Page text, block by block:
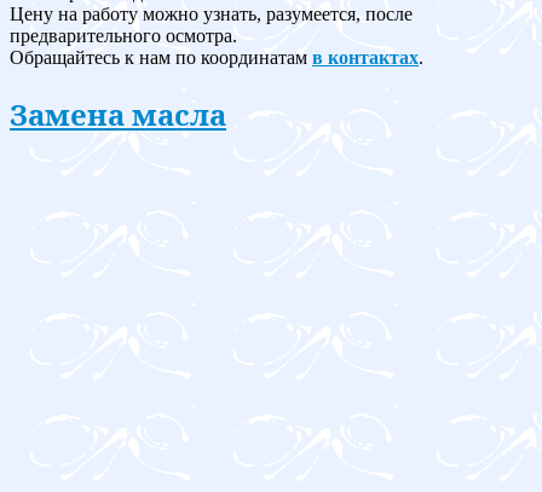
Цену на работу можно узнать, разумеется, после
предварительного осмотра.
Обращайтесь к нам по координатам в контактах.
Замена масла